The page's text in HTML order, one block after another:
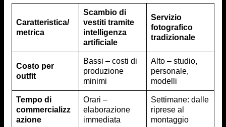
Caratteristica/
metrica
Scambio di
vestiti tramite
intelligenza
artificiale
Servizio
fotografico
tradizionale
Costo per
outfit
Bassi – costi di
produzione
minimi
Alto – studio,
personale,
modelli
Tempo di
commercializz
azione
Orari –
elaborazione
immediata
Settimane: dalle
riprese al
montaggio